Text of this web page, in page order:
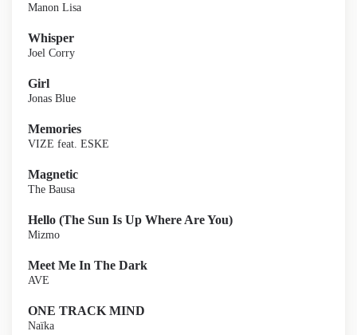
Manon Lisa
Whisper
Joel Corry
Girl
Jonas Blue
Memories
VIZE feat. ESKE
Magnetic
The Bausa
Hello (The Sun Is Up Where Are You)
Mizmo
Meet Me In The Dark
AVE
ONE TRACK MIND
Naïka